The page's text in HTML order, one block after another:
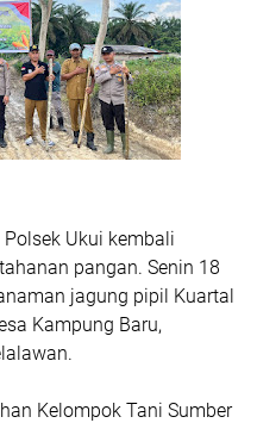
Ukui kembali
pangan. Senin 18
jagung pipil Kuartal
Kampung Baru,
Kelompok Tani Sumber